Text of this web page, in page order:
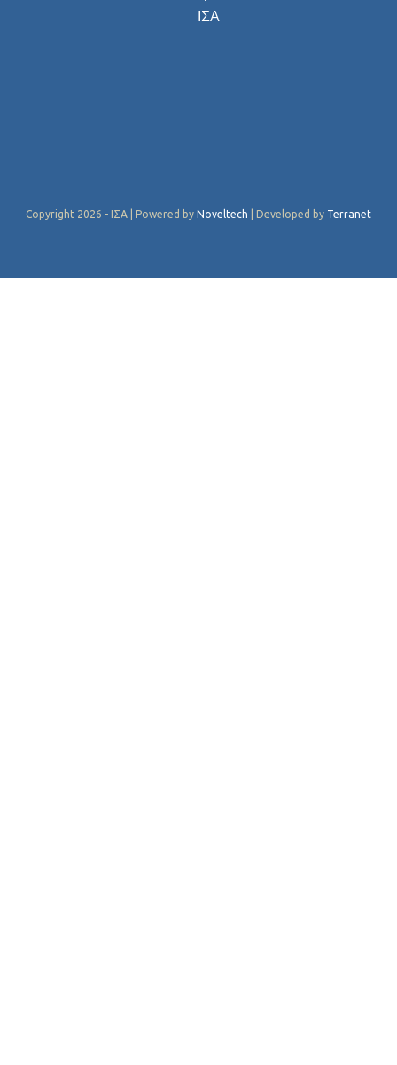
ΙΣΑ
Copyright 2026 - ΙΣΑ | Powered by Noveltech | Developed by Terranet